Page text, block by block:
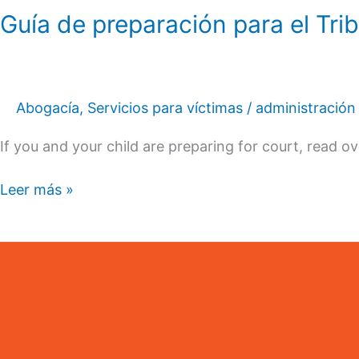
Guía de preparación para el
Abogacía, Servicios para víctimas / administración
If you and your child are preparing for court, read
Leer más »